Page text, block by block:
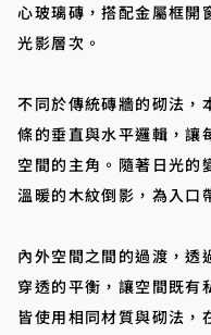
心玻璃磚，搭配金屬框開
光影層次。
不同於傳統磚牆的砌法，
條的垂直與水平邏輯，讓
空間的主角。隨著日光的
溫暖的木紋倒影，為入口
內外空間之間的過渡，透
穿透的平衡，讓空間既有
皆使用相同材質與砌法，